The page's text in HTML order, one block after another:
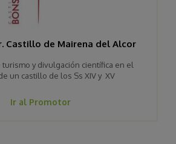
Castillo de Mairena del Alcor
y divulgación científica en el
un castillo de los Ss XIV y XV
Ir al Promotor